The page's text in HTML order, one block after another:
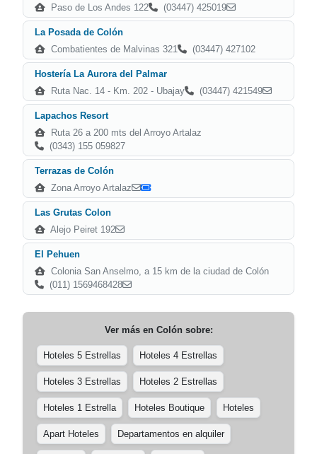
Paso de Los Andes 122
(03447) 425019
La Posada de Colón
Combatientes de Malvinas 321
(03447) 427102
Hostería La Aurora del Palmar
Ruta Nac. 14 - Km. 202 - Ubajay
(03447) 421549
Lapachos Resort
Ruta 26 a 200 mts del Arroyo Artalaz
(0343) 155 059827
Terrazas de Colón
Zona Arroyo Artalaz
Las Grutas Colon
Alejo Peiret 192
El Pehuen
Colonia San Anselmo, a 15 km de la ciudad de Colón
(011) 1569468428
Ver más en Colónsobre:
Hoteles 5 Estrellas Hoteles 4 Estrellas
Hoteles 3 Estrellas Hoteles 2 Estrellas
Hoteles 1 Estrella Hoteles Boutique Hoteles
Apart Hoteles Departamentos en alquiler